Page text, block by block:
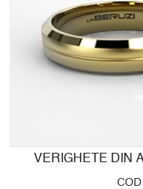
VERIGHETE DIN